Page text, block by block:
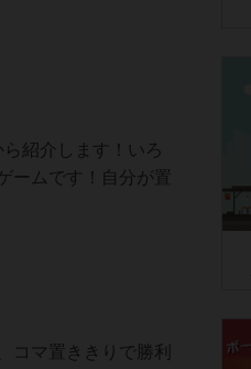
紹介します！いろ
ームです！自分が置
マ置ききりで勝利